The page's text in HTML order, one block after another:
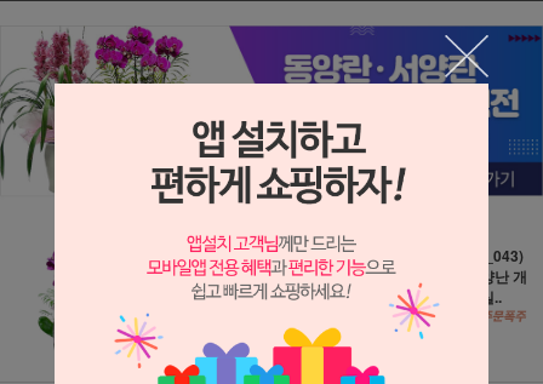
미니호접 (3e306)
서양란 서양난 개
업화분 거실..
49,000원
490원 적립
만천홍 (RI_043)
서양란 서양난 개
업화분 거실..
54,000원